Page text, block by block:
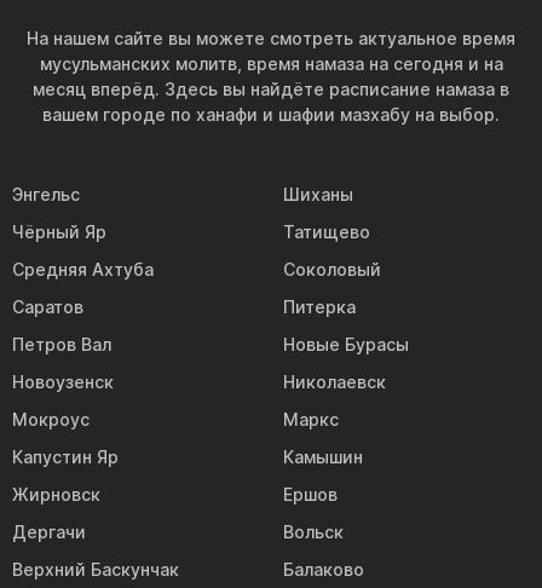
На нашем сайте вы можете смотреть актуальное время
мусульманских молитв, время намаза на сегодня и на
месяц вперёд. Здесь вы найдёте расписание намаза в
вашем городе по ханафи и шафии мазхабу на выбор.
Энгельс
Шиханы
Чёрный Яр
Татищево
Средняя Ахтуба
Соколовый
Саратов
Питерка
Петров Вал
Новые Бурасы
Новоузенск
Николаевск
Мокроус
Маркс
Капустин Яр
Камышин
Жирновск
Ершов
Дергачи
Вольск
Верхний Баскунчак
Балаково